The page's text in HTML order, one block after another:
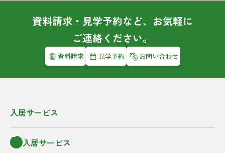
資料請求・見学予約など、お気軽に
ご連絡ください。
資料請求 見学予約 お問い合わせ
入居サービス
入居サービス